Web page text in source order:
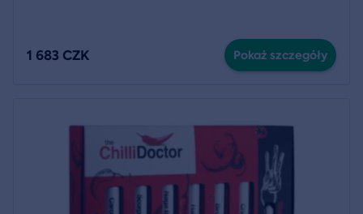
1 683 CZK Pokaż szczegóły